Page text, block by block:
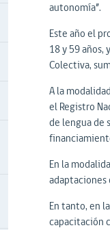
autonomía”.
Este año el
18 y 59
Colectiva,
A la
el Registro
de lengua de
En la
adaptaciones
En tanto, en
capacitación